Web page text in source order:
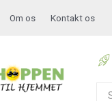
Om os Kontakt os